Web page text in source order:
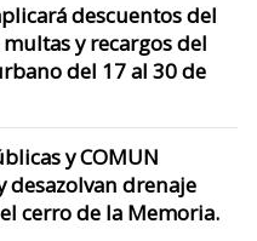
descuentos del
y recargos del
del 17 al 30 de
y COMUN
desazolvan drenaje
cerro de la Memoria.